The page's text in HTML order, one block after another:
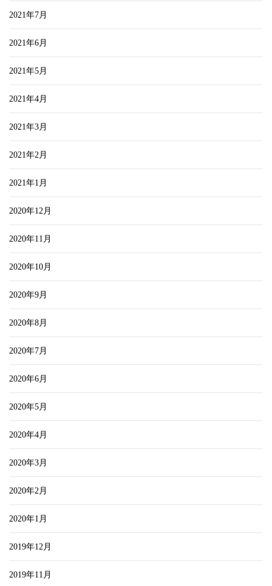
2021年7月
2021年6月
2021年5月
2021年4月
2021年3月
2021年2月
2021年1月
2020年12月
2020年11月
2020年10月
2020年9月
2020年8月
2020年7月
2020年6月
2020年5月
2020年4月
2020年3月
2020年2月
2020年1月
2019年12月
2019年11月